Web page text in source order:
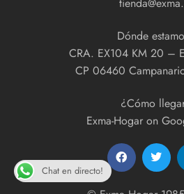
Dónde
CRA. EX104 KM 20 –
CP 06460
¿Cómo
Exma-Hogar on
Chat en directo!